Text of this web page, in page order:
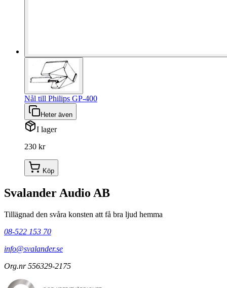
Nål till Philips GP-400
Heter även
I lager
230 kr
Köp
Svalander Audio AB
Tillägnad den svåra konsten att få bra ljud hemma
08-522 153 70
info@svalander.se
Org.nr 556329-2175